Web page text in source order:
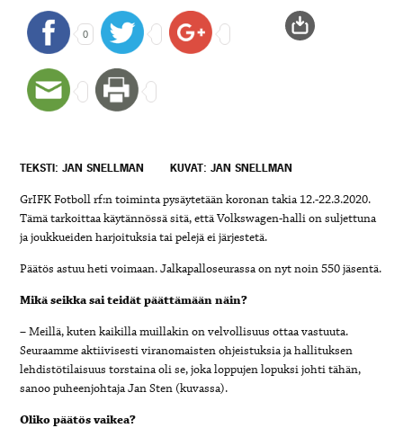
0
TEKSTI: JAN SNELLMAN KUVAT: JAN SNELLMAN
GrIFK Fotboll rf:n toiminta pysäytetään koronan takia12.-22.3.2020.
Tämä tarkoittaa käytännössä sitä, että Volkswagen-halli on suljettuna
ja joukkueiden harjoituksia tai pelejä ei järjestetä.
Päätös astuu heti voimaan. Jalkapalloseurassa on nyt noin 550 jäsentä.
Mikä seikka sai teidät päättämään näin?
– Meillä, kuten kaikilla muillakin on velvollisuus ottaa vastuuta.
Seuraamme aktiivisesti viranomaisten ohjeistuksia ja hallituksen
lehdistötilaisuus torstaina oli se, joka loppujen lopuksi johti tähän,
sanoo puheenjohtajaJan Sten (kuvassa).
Oliko päätös vaikea?